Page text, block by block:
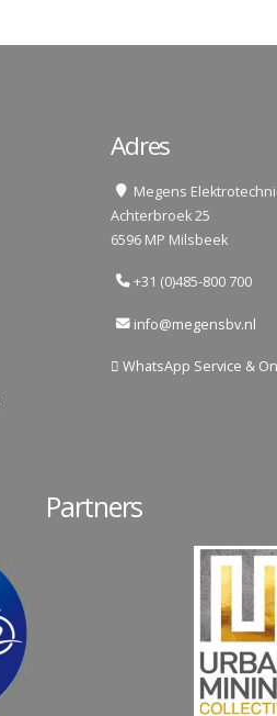
Adres
Megens
Achterbroek 25
6596 MP Milsbeek
+31 (0)485-800 700
info@megensbv.nl
WhatsApp Service &
Partners